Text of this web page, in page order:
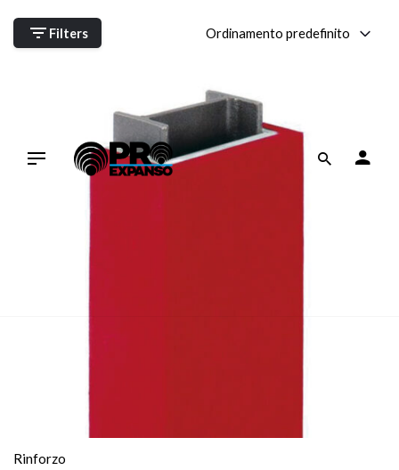
Filters Ordinamento predefinito
Rinforzo